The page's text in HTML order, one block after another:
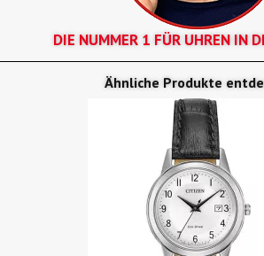
DIE NUMMER 1 FÜR UHREN IN
Ähnliche Produkte